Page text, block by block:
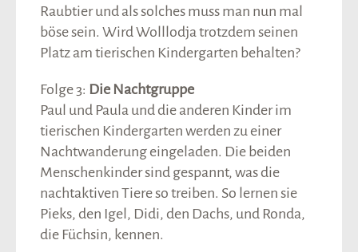
Raubtier und als solches muss man nun mal
böse sein. Wird Wolllodja trotzdem seinen
Platz am tierischen Kindergarten behalten?
Folge 3: Die Nachtgruppe
Paul und Paula und die anderen Kinder im
tierischen Kindergarten werden zu einer
Nachtwanderung eingeladen. Die beiden
Menschenkinder sind gespannt, was die
nachtaktiven Tiere so treiben. So lernen sie
Pieks, den Igel, Didi, den Dachs, und Ronda,
die Füchsin, kennen.